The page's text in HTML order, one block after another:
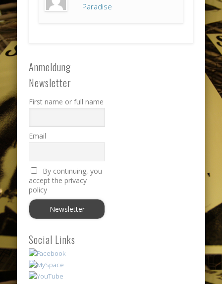
Paradise
Anmeldung
Newsletter
First name or full name
Email
By continuing, you
accept the privacy
policy
Social Links